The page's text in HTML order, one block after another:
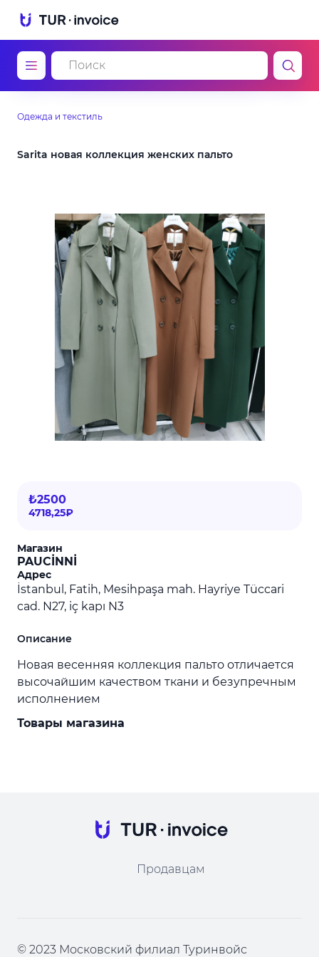
Одежда и текстиль
Sarita новая коллекция женских пальто
Магазин
PAUCİNNİ
Адрес
İstanbul, Fatih, Mesihpaşa mah. Hayriye Tüccari
cad. N27, iç kapı N3
₺2500
4718,25₽
Описание
Новая весенняя коллекция пальто отличается
высочайшим качеством ткани и безупречным
исполнением
Товары магазина
Продавцам
© 2023 Московский филиал Туринвойс